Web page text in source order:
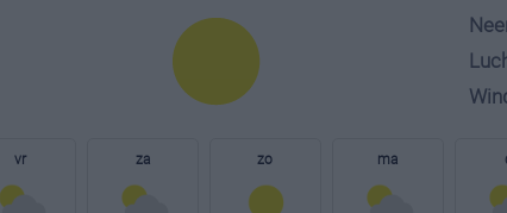
vr za zo ma